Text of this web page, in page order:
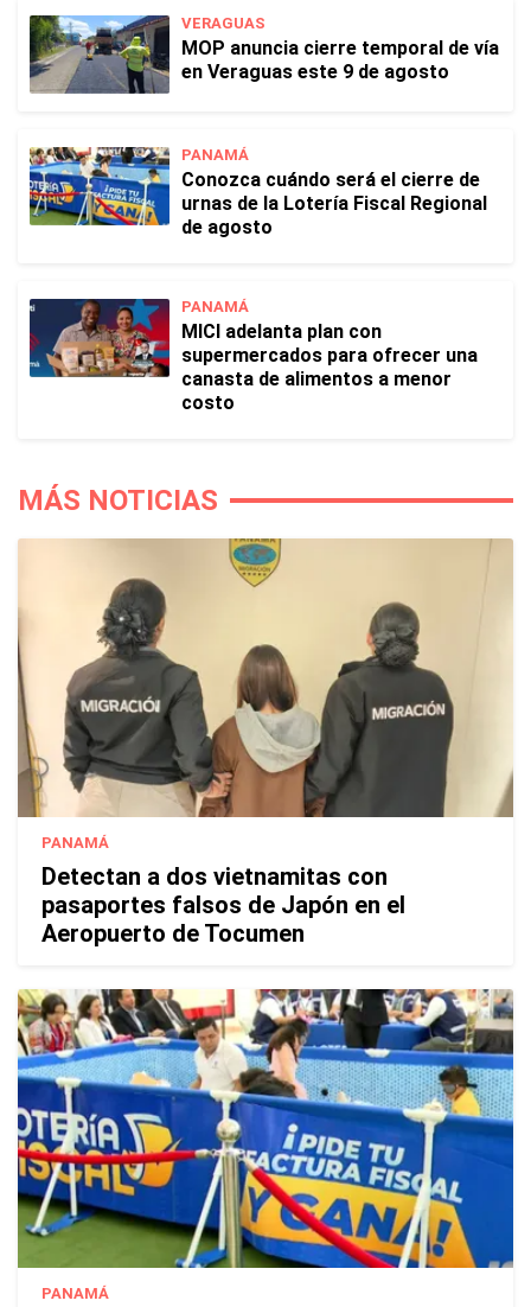
VERAGUAS
MOP anuncia cierre temporal de vía
en Veraguas este 9 de agosto
PANAMÁ
Conozca cuándo será el cierre de
urnas de la Lotería Fiscal Regional
de agosto
PANAMÁ
MICI adelanta plan con
supermercados para ofrecer una
canasta de alimentos a menor
costo
MÁS NOTICIAS
PANAMÁ
Detectan a dos vietnamitas con
pasaportes falsos de Japón en el
Aeropuerto de Tocumen
PANAMÁ